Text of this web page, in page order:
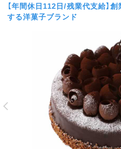
【年間休日112日/残業代支給】
する洋菓子ブランド